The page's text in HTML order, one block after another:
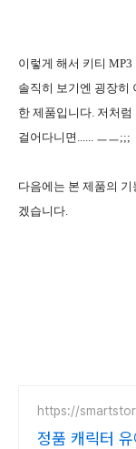
이렇게 해서 키티
솔직히 보기엔 굉장히
한 제품입니다. 저처
걸어다니면...... ㅡㅡ;;;
다음에는 본 제품의
겠습니다.
https://
정품 캐릭터